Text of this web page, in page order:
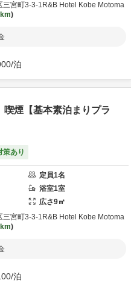
三宮町3-3-1 R&B Hotel Kobe Motoma
/泊
煙【基本素泊まりプラ
策あり
定員1名
浴室1室
広さ9㎡
三宮町3-3-1 R&B Hotel Kobe Motoma
/泊